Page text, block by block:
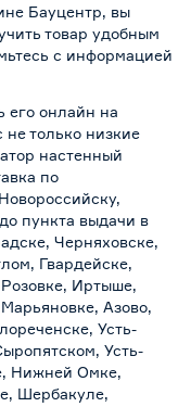
Бауцентр, вы
товар удобным
с информацией
его онлайн на
только низкие
настенный
по
пункта выдачи в
Черняховске,
Гвардейске,
Иртыше,
Азово,
Усть-
Усть-
Нижней Омке,
Шербакуле,